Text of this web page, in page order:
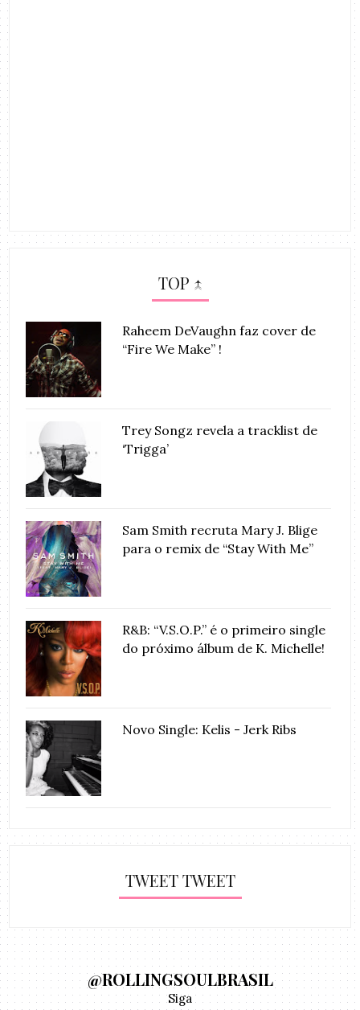
TOP ↑
Raheem DeVaughn faz cover de
“Fire We Make” !
Trey Songz revela a tracklist de
‘Trigga’
Sam Smith recruta Mary J. Blige
para o remix de “Stay With Me”
R&B: “V.S.O.P.” é o primeiro single
do próximo álbum de K. Michelle!
Novo Single: Kelis - Jerk Ribs
TWEET TWEET
@ROLLINGSOULBRASIL
Siga